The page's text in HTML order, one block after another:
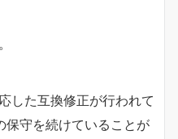
した互換修正が行われて
保守を続けていることが